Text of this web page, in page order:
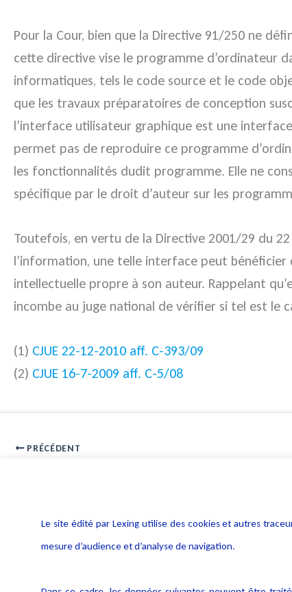
Pour la Cour, bien que la Directive 91/250 ne
cette directive vise le programme d’ordinateur
informatiques, tels le code source et le code
que les travaux préparatoires de conception
l’interface utilisateur graphique est une
permet pas de reproduire ce programme
les fonctionnalités dudit programme. Elle ne
spécifique par le droit d’auteur sur les
Toutefois, en vertu de la Directive 2001/29 du
l’information, une telle interface peut
intellectuelle propre à son auteur. Rappelant
incombe au juge national de vérifier si tel est le
(1) CJUE 22-12-2010 aff. C-393/09
(2) CJUE 16-7-2009 aff. C-5/08
PRÉCÉDENT
Le site édité par Lexing utilise des cookies et autres
mesure d’audience et d’analyse de navigation.